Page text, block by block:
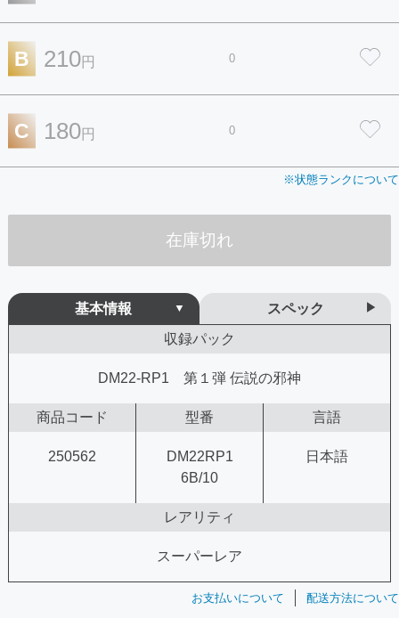
B 210円 0
C 180円 0
※状態ランクについて
在庫切れ
基本情報
スペック
収録パック
DM22-RP1 第１弾 伝説の邪神
商品コード 型番 言語
250562
DM22RP1
6B/10
日本語
レアリティ
スーパーレア
お支払いについて 配送方法について